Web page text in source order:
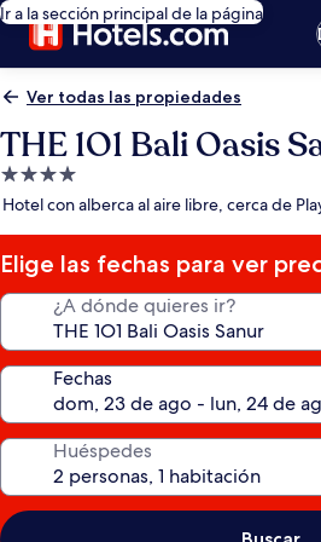
Ir a la sección principal de la página
Ver todas las propiedades
THE 1O1 Bali Oasis
Propiedad
de
estrellas
Hotel con alberca al aire libre, cerca de
Elige las fechas para ver
¿A dónde quieres ir?
Fechas
Huéspedes